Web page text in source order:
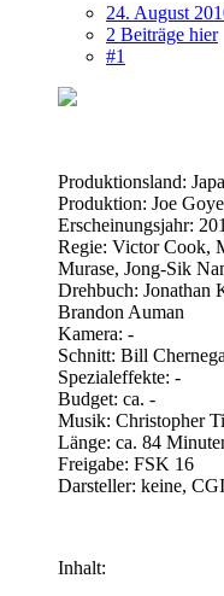
24. August
2 Beiträge hier
#1
Produktionsland:
Produktion: Joe
Erscheinungsjahr:
Regie: Victor Cook,
Murase, Jong-Sik
Drehbuch: Jonathan
Brandon Auman
Kamera: -
Schnitt: Bill
Spezialeffekte: -
Budget: ca. -
Musik: Christopher
Länge: ca. 84
Freigabe: FSK 16
Darsteller: keine,
Inhalt: